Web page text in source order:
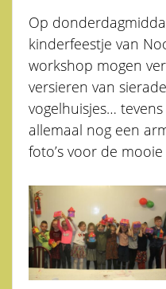
Op
kinderfeestje van
workshop mogen
versieren van
vogelhuisjes…
allemaal nog een
foto’s voor de